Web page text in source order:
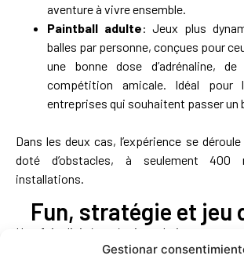
Gestionar
aventure à vivre ensemble.
Paintball adulte: Jeux plus
balles par personne, conçues pour
une bonne dose d’adrénaline,
compétition amicale. Idéal pour
entreprises qui souhaitent passer un
Dans les deux cas, l’expérience se
doté d’obstacles, à seulement
installations.
Fun, stratégie et jeu
Une fois divisé en équipes, le jeu
missions de capture, défense et attaque